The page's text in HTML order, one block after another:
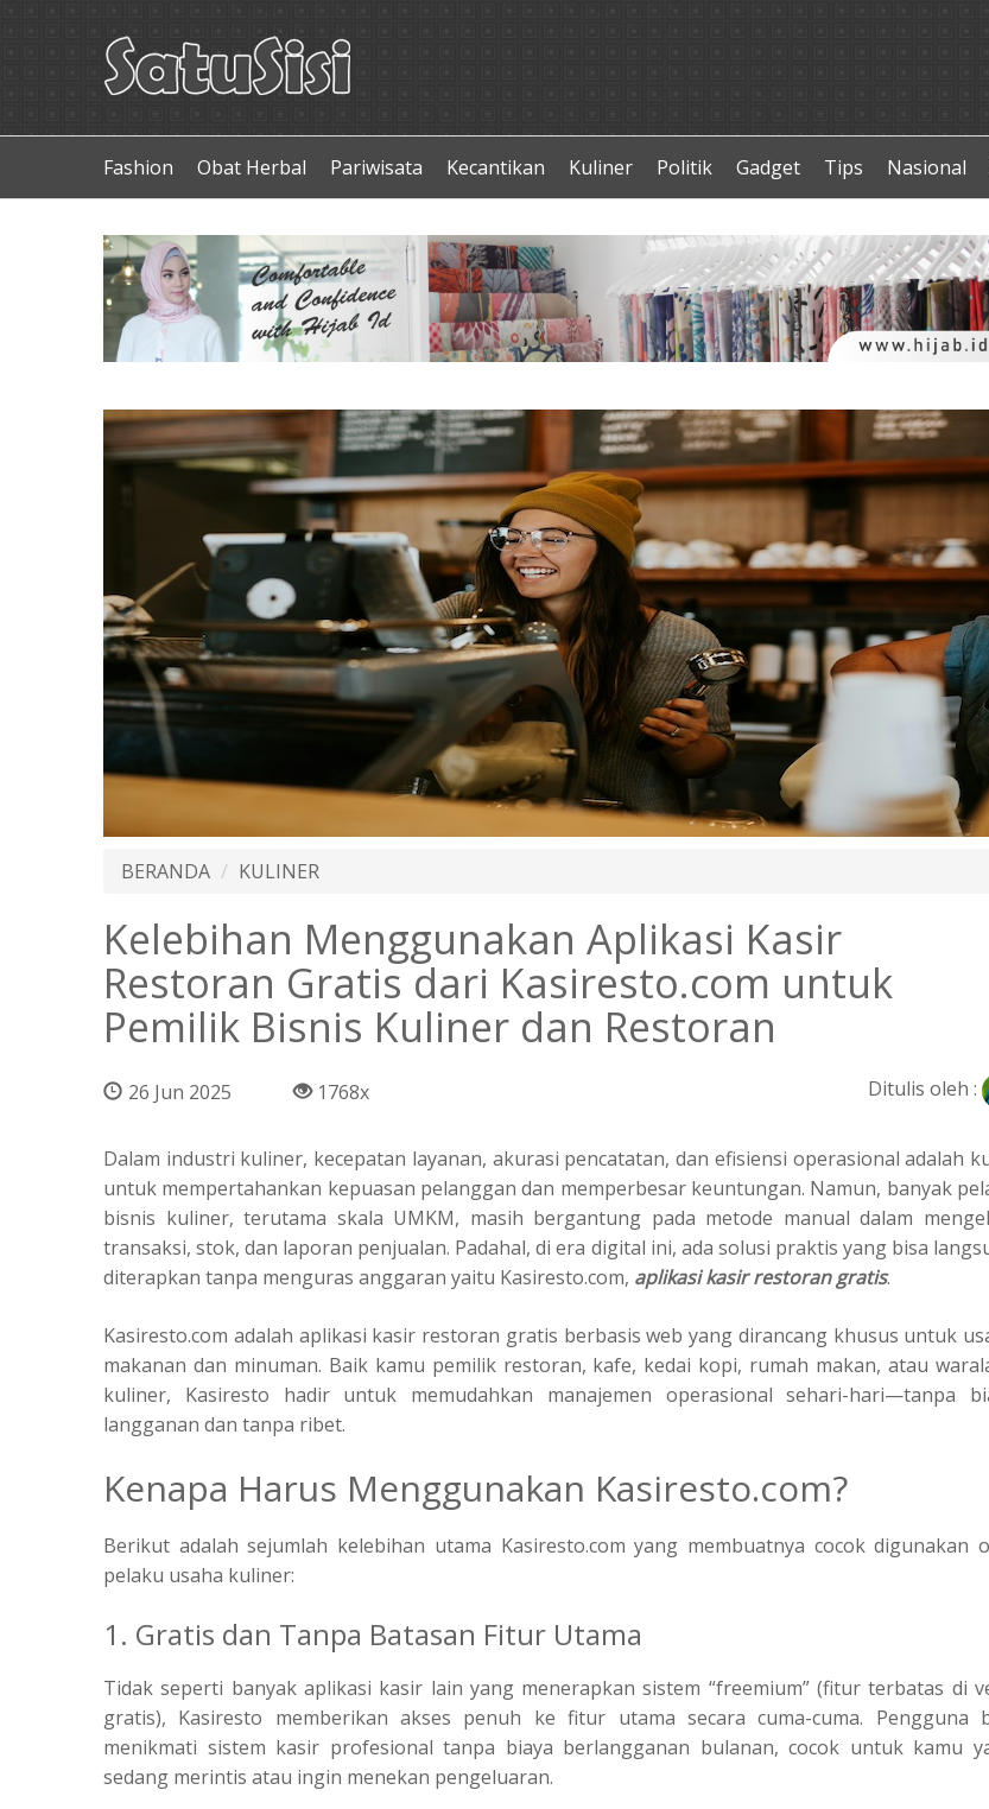
Fashion Obat Herbal Pariwisata Kecantikan Kuliner Politik Gadget Tips Nasional
BERANDA KULINER
Kelebihan Menggunakan Aplikasi Kasir
Restoran Gratis dari Kasiresto.com untuk
Pemilik Bisnis Kuliner dan Restoran
26 Jun 2025 1768x Ditulis oleh :
Dalam industri kuliner, kecepatan layanan, akurasi pencatatan, dan efisiensi operasional adalah
untuk mempertahankan kepuasan pelanggan dan memperbesar keuntungan. Namun, banyak
bisnis kuliner, terutama skala UMKM, masih bergantung pada metode manual dalam
transaksi, stok, dan laporan penjualan. Padahal, di era digital ini, ada solusi praktis yang bisa
diterapkan tanpa menguras anggaran yaitu Kasiresto.com, aplikasi kasir restoran gratis.
Kasiresto.com adalah aplikasi kasir restoran gratis berbasis web yang dirancang khusus untuk
makanan dan minuman. Baik kamu pemilik restoran, kafe, kedai kopi, rumah makan, atau
kuliner, Kasiresto hadir untuk memudahkan manajemen operasional sehari-hari—tanpa
langganan dan tanpa ribet.
Kenapa Harus Menggunakan Kasiresto.com?
Berikut adalah sejumlah kelebihan utama Kasiresto.com yang membuatnya cocok digunakan
pelaku usaha kuliner:
1. Gratis dan Tanpa Batasan Fitur Utama
Tidak seperti banyak aplikasi kasir lain yang menerapkan sistem “freemium” (fitur terbatas di
gratis), Kasiresto memberikan akses penuh ke fitur utama secara cuma-cuma. Pengguna
menikmati sistem kasir profesional tanpa biaya berlangganan bulanan, cocok untuk kamu
sedang merintis atau ingin menekan pengeluaran.